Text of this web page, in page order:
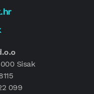
Sisak
099